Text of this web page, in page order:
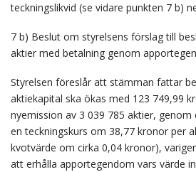
teckningslikvid (se vidare punkten 7 b)
7 b) Beslut om styrelsens förslag till
aktier med betalning genom
Styrelsen föreslår att stämman fattar
aktiekapital ska ökas med 123 749,99
nyemission av 3 039 785 aktier,
en teckningskurs om 38,77 kronor per
kvotvärde om cirka 0,04 kronor),
att erhålla apportegendom vars värde